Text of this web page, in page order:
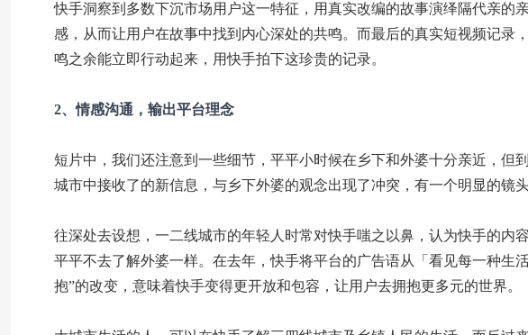
快手洞察到多数下沉市场用户这一特征，用真实改编的故事演绎隔代亲的
感，从而让用户在故事中找到内心深处的共鸣。而最后的真实短视频记录
鸣之余能立即行动起来，用快手拍下这珍贵的记录。
2、情感沟通，输出平台理念
短片中，我们还注意到一些细节，平平小时候在乡下和外婆十分亲近，但
城市中接收了的新信息，与乡下外婆的观念出现了冲突，有一个明显的镜
往深处去设想，一二线城市的年轻人时常对快手嗤之以鼻，认为快手的内
平平不去了解外婆一样。在去年，快手将平台的广告语从「看见每一种生
抱”的改变，意味着快手变得更开放和包容，让用户去拥抱更多元的世界。